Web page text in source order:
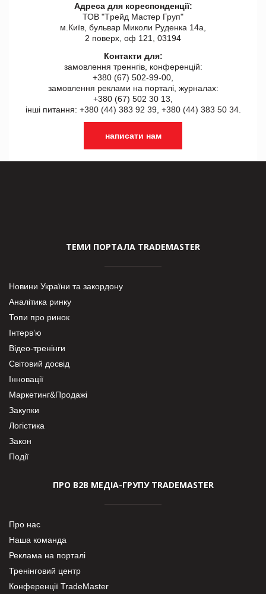
Адреса для кореспонденції:
ТОВ "Tрейд Мастер Груп"
м.Київ, бульвар Миколи Руденка 14а,
2 поверх, оф 121, 03194
Контакти для:
замовлення треннгів, конференцій:
+380 (67) 502-99-00,
замовлення реклами на порталі, журналах:
+380 (67) 502 30 13,
інші питання: +380 (44) 383 92 39, +380 (44) 383 50 34.
написати нам
ТЕМИ ПОРТАЛА TRADEMASTER
Новини України та закордону
Аналітика ринку
Топи про ринок
Інтерв’ю
Відео-тренінги
Світовий досвід
Інновації
Маркетинг&Продажі
Закупки
Логістика
Закон
Події
ПРО В2В МЕДІА-ГРУПУ TRADEMASTER
Про нас
Наша команда
Реклама на порталі
Тренінговий центр
Конференції TradeMaster